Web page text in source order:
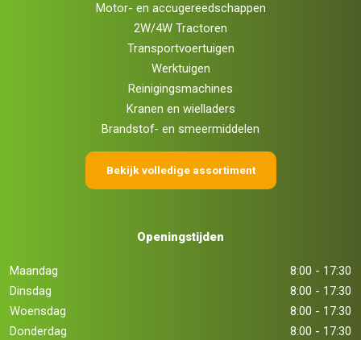
Motor- en accugereedschappen
2W/4W Tractoren
Transportvoertuigen
Werktuigen
Reinigingsmachines
Kranen en wielladers
Brandstof- en smeermiddelen
Bekijk volledige assortiment
Openingstijden
Maandag
8:00 - 17:30
Dinsdag
8:00 - 17:30
Woensdag
8:00 - 17:30
Donderdag
8:00 - 17:30